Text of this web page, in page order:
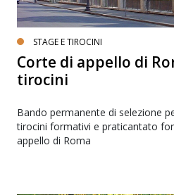
STAGE E TIROCINI
Corte di appello di
tirocini
Bando permanente di selezione
tirocini formativi e praticantato
appello di Roma